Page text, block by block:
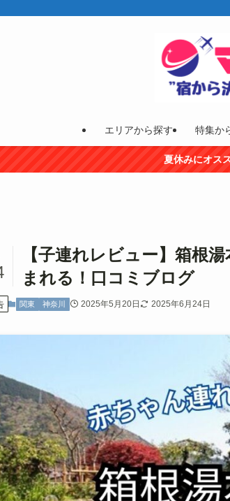
エリアから探す 特集か
夏休みにオス
【子連れレビュー】箱根
まれる！口コミブログ
関東 神奈川 2025年5月20日 2025年6月24日